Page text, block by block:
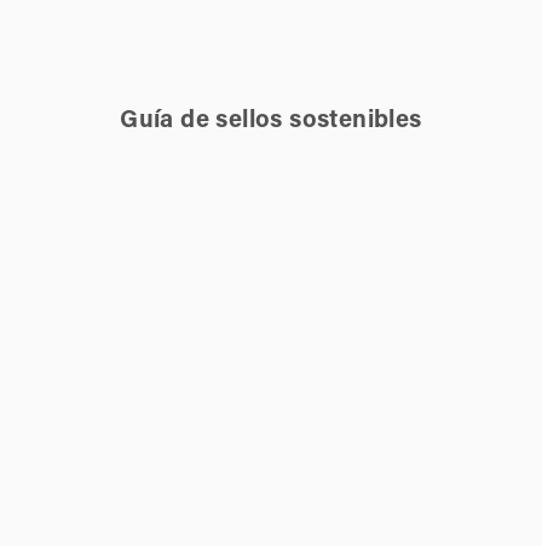
Guía de sellos sostenibles